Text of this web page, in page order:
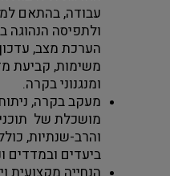
ומנגנוני בקרה.
ביעדים ובמדדים